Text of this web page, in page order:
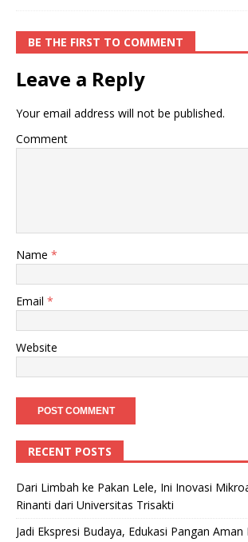
BE THE FIRST TO COMMENT
Leave a Reply
Your email address will not be published.
Comment
Name *
Email *
Website
RECENT POSTS
Dari Limbah ke Pakan Lele, Ini Inovasi
Rinanti dari Universitas Trisakti
Jadi Ekspresi Budaya, Edukasi Pangan